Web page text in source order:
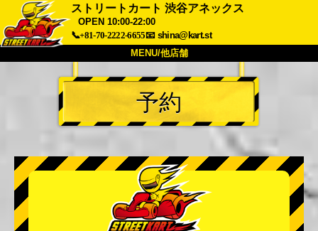
ストリートカート 渋谷アネックス
OPEN 10:00-22:00
📞+81-70-2222-6655📧 shina@kart.st
MENU/他店舗
概要 車両
アクセス 評価
他店舗
東京 秋葉原 #1
東京 秋葉原 #2
予約